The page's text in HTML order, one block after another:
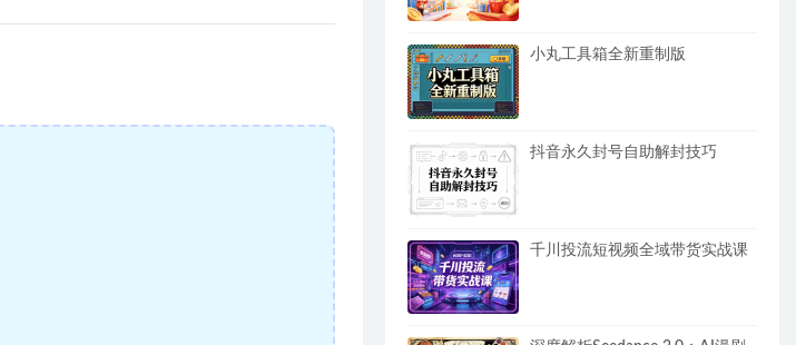
小丸工具箱全新重制版
抖音永久封号自助解封技巧
千川投流短视频全域带货实战课